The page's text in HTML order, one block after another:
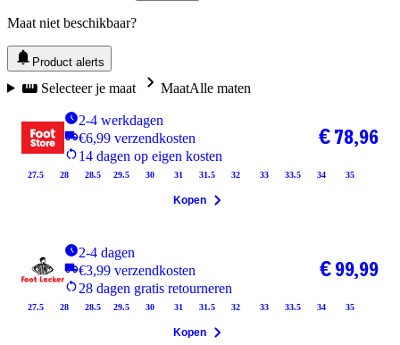
Maat niet beschikbaar?
Product alerts
Selecteer je maat MaatAlle maten
2-4 werkdagen
€6,99 verzendkosten
14 dagen op eigen kosten
27.5 28 28.5 29.5 30 31 31.5 32 33 33.5 34 35
€ 78,96
Kopen
2-4 dagen
€3,99 verzendkosten
28 dagen gratis retourneren
27.5 28 28.5 29.5 30 31 31.5 32 33 33.5 34 35
€ 99,99
Kopen